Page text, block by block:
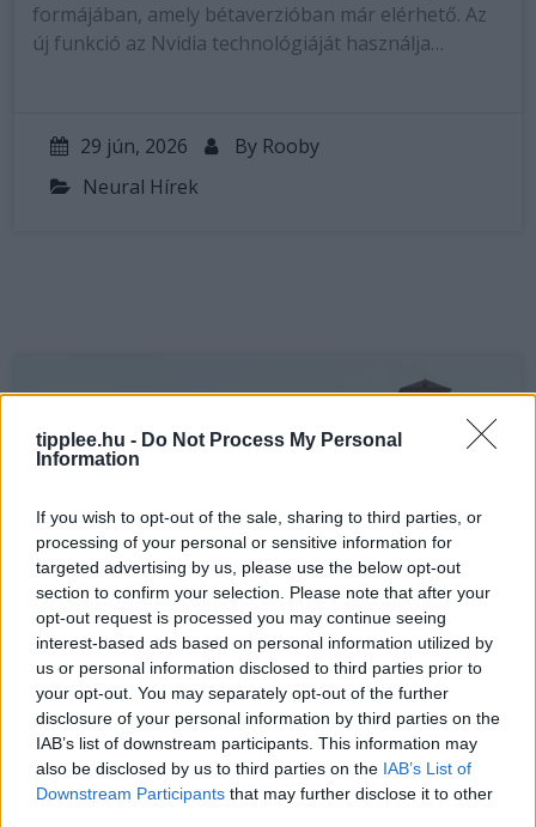
tipplee.hu - Do Not Process My Personal
Information
If you wish to opt-out of the sale, sharing to third parties, or
processing of your personal or sensitive information for
targeted advertising by us, please use the below opt-out
section to confirm your selection. Please note that after your
opt-out request is processed you may continue seeing
interest-based ads based on personal information utilized by
us or personal information disclosed to third parties prior to
your opt-out. You may separately opt-out of the further
disclosure of your personal information by third parties on the
IAB’s list of downstream participants. This information may
also be disclosed by us to third parties on the IAB’s List of
Downstream Participants that may further disclose it to other
formájában, amely bétaverzióban már elérhető. Az
új funkció az Nvidia technológiáját használja…
29 jún, 2026 By Rooby
Neural Hírek
A Cannes-i filmcsomag globális
sikere